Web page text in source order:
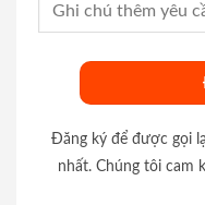
Đăng ký để được gọi
nhất. Chúng tôi cam